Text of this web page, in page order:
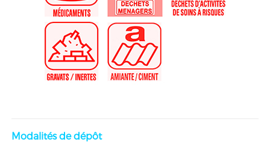
Modalités de dépôt